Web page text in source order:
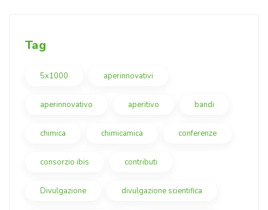
Tag
5x1000 aperinnovativi
aperinnovativo aperitivo bandi
chimica chimicamica conferenze
consorzio ibis contributi
Divulgazione divulgazione scientifica